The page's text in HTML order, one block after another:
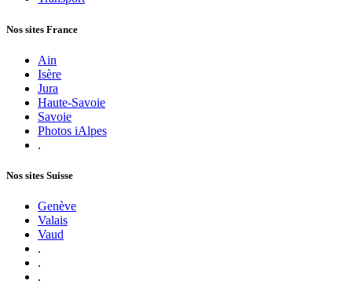
Nos sites France
Ain
Isère
Jura
Haute-Savoie
Savoie
Photos iAlpes
.
Nos sites Suisse
Genève
Valais
Vaud
.
.
.